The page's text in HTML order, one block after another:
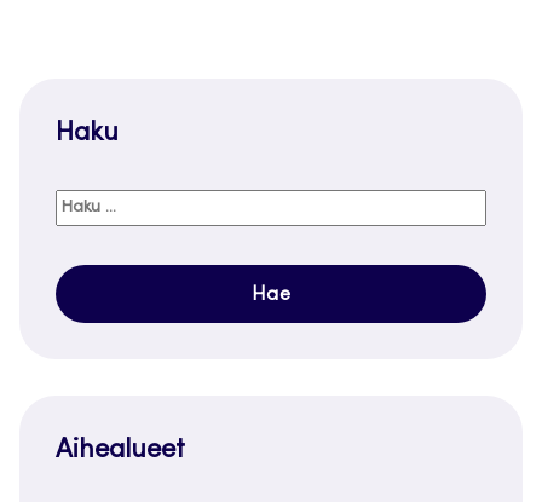
Haku
Haku:
Aihealueet